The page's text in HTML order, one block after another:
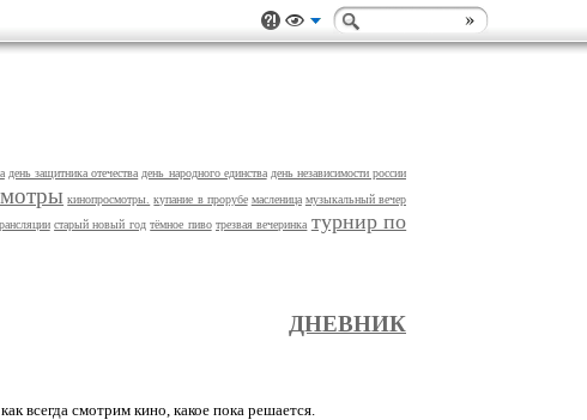
день защитника отечества день народного единства день независимости россии
кинопросмотры. купание в прорубе масленица музыкальный вечер
старый новый год тёмное пиво трезвая вечеринка турнир по
ДНЕВНИК
всегда смотрим кино, какое пока решается.